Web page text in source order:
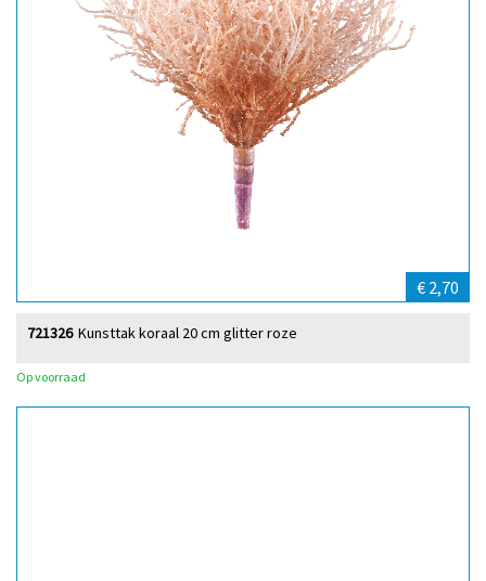
€ 2,70
Kunsttak koraal 20 cm glitter roze
721326
Op voorraad